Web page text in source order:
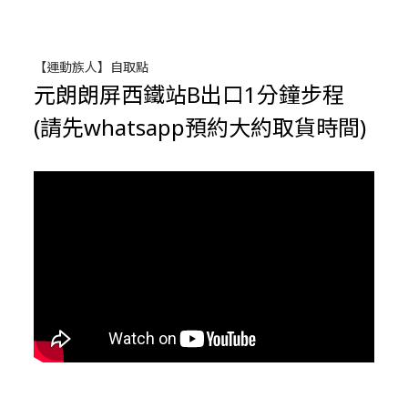
【運動族人】自取點
元朗朗屏西鐵站B出口1分鐘步程
(請先whatsapp預約大約取貨時間)